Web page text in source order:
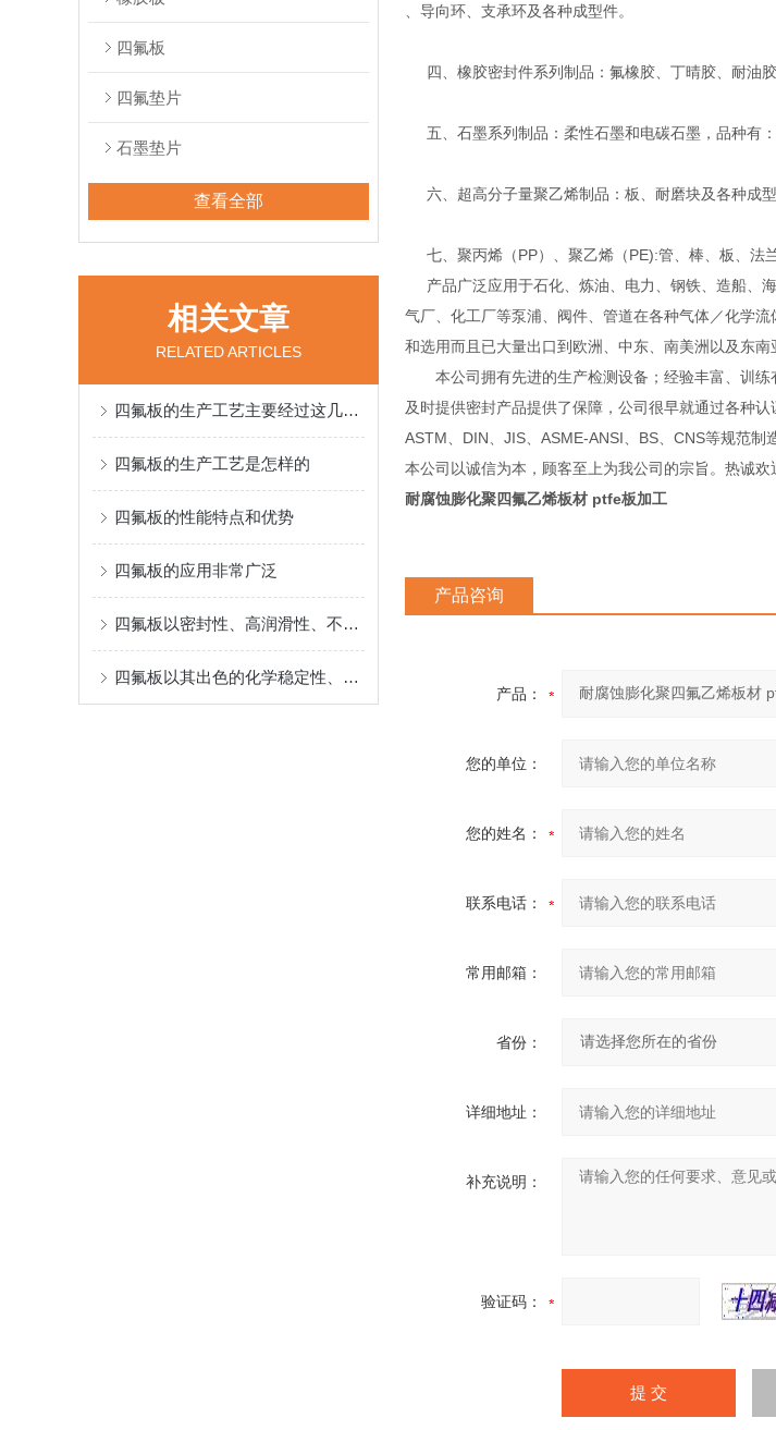
四氟板
四氟垫片
石墨垫片
查看全部
相关文章
RELATED ARTICLES
四氟板的生产工艺主要经过这几个步骤
四氟板的生产工艺是怎样的
四氟板的性能特点和优势
四氟板的应用非常广泛
四氟板以密封性、高润滑性、不粘性、电绝缘性和耐老化性而闻名
四氟板以其出色的化学稳定性、耐蚀性、密封性
、导向环、支承环及各种成型件。
四、橡胶密封件系列制品：氟橡胶、丁晴胶、耐油胶
五、石墨系列制品：柔性石墨和电碳石墨，品种有：
六、超高分子量聚乙烯制品：板、耐磨块及各种成型
七、聚丙烯（PP）、聚乙烯（PE):管、棒、板、法
产品广泛应用于石化、炼油、电力、钢铁、造船、
气厂、化工厂等泵浦、阀件、管道在各种气体／化学
和选用而且已大量出口到欧洲、中东、南美洲以及东
本公司拥有先进的生产检测设备；经验丰富、训练
及时提供密封产品提供了保障，公司很早就通过各种认
ASTM、DIN、JIS、ASME-ANSI、BS、CNS等规范制
本公司以诚信为本，顾客至上为我公司的宗旨。热诚欢
耐腐蚀膨化聚四氟乙烯板材 ptfe板加工
产品咨询
产品：
您的单位：
您的姓名：
联系电话：
常用邮箱：
省份：
详细地址：
补充说明：
验证码：